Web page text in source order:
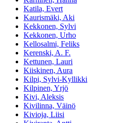
Katila, Evert
Kaurismäki, Aki
Kekkonen, Sylvi
Kekkonen, Urho
Kellosalmi, Feliks
Kerenski, A. F.
Kettunen, Lauri
Kiiskinen, Aura
Kilpi, Sylvi-Kyllikki
Kilpinen, Yrjö
Kivi, Aleksis
Kivilinna, Väinö
Kivioja, Liisi